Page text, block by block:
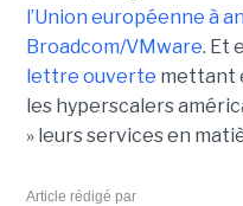
l’Union européenne à
Broadcom/VMware. Et
lettre ouverte mettant
les hyperscalers
» leurs services en
Article rédigé par